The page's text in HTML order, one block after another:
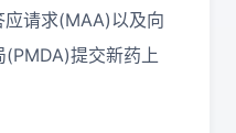
请求(MAA)以及向
(PMDA)提交新药上